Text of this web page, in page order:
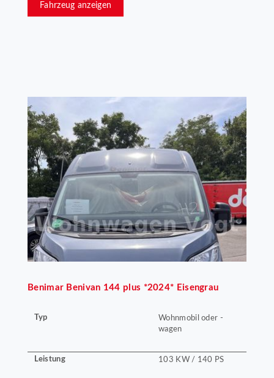
Fahrzeug anzeigen
Benimar Benivan 144 plus *2024* Eisengrau
Typ
Wohnmobil oder -
wagen
Leistung 103 KW / 140 PS